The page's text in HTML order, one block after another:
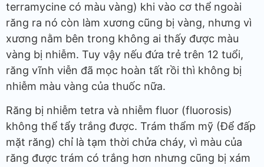
terramycine có màu vàng) khi vào cơ thể ngoài
răng ra nó còn làm xương cũng bị vàng, nhưng vì
xương nằm bên trong không ai thấy được màu
vàng bị nhiễm. Tuy vậy nếu đứa trẻ trên 12 tuổi,
răng vĩnh viễn đã mọc hoàn tất rồi thì không bị
nhiễm màu vàng của thuốc nữa.
Răng bị nhiễm tetra và nhiễm fluor (fluorosis)
không thể tẩy trắng được. Trám thẩm mỹ (Để đấp
mặt răng) chỉ là tạm thời chửa cháy, vì màu của
răng được trám có trắng hơn nhưng cũng bị xám